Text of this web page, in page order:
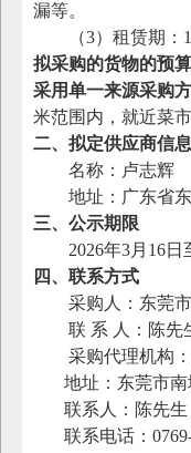
漏等。
（3）租赁期：1
拟采购的货物的预
采用单一来源采购
米范围内，就近菜
二、拟定供应商信息
名称：卢志辉
地址：广东省
三、公示期限
2026年3月16日
四、联系方式
采购人：东莞
联 系 人：陈先
采购代理机构
地址：东莞市
联系人：陈先生
联系电话：